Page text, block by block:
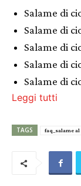
Salame di
Salame di
Salame di
Salame di
Salame di
Leggi tutti
TAGS faq_salame